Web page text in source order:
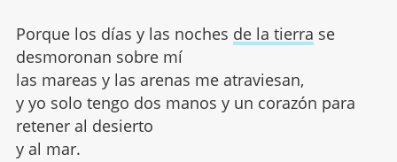
Porque los días y las noches de la tierra se
desmoronan sobre mí
las mareas y las arenas me atraviesan,
y yo solo tengo dos manos y un corazón para
retener al desierto
y al mar.